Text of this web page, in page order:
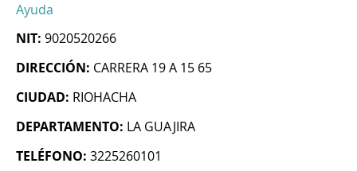
Ayuda
NIT: 9020520266
DIRECCIÓN: CARRERA 19 A 15 65
CIUDAD: RIOHACHA
DEPARTAMENTO: LA GUAJIRA
TELÉFONO: 3225260101